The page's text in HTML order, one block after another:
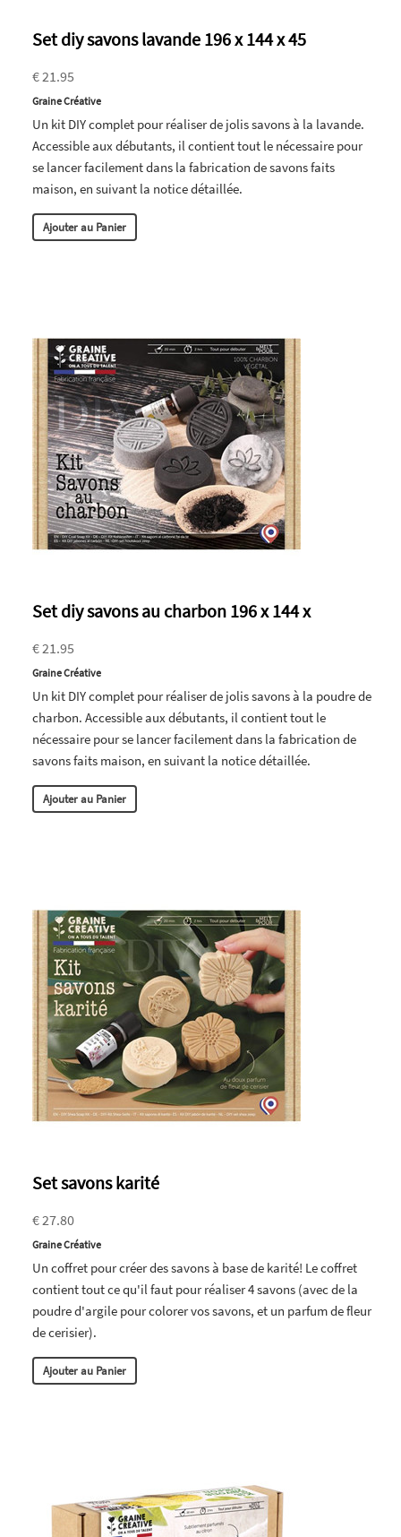
Set diy savons lavande 196 x 144 x 45
€ 21.95
Graine Créative
Un kit DIY complet pour réaliser de jolis savons à la lavande.
Accessible aux débutants, il contient tout le nécessaire pour
se lancer facilement dans la fabrication de savons faits
maison, en suivant la notice détaillée.
Ajouter au Panier
Set diy savons au charbon 196 x 144 x
€ 21.95
Graine Créative
Un kit DIY complet pour réaliser de jolis savons à la poudre de
charbon. Accessible aux débutants, il contient tout le
nécessaire pour se lancer facilement dans la fabrication de
savons faits maison, en suivant la notice détaillée.
Ajouter au Panier
Set savons karité
€ 27.80
Graine Créative
Un coffret pour créer des savons à base de karité! Le coffret
contient tout ce qu'il faut pour réaliser 4 savons (avec de la
poudre d'argile pour colorer vos savons, et un parfum de fleur
de cerisier).
Ajouter au Panier